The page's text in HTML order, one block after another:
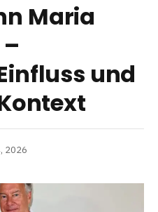
Maria
und
2026